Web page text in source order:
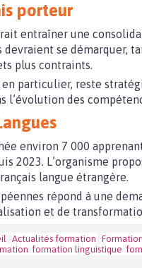
porteur
entraîner une
se démarquer,
plus contraints.
particulier, reste
des
environ 7 000
2023. L’organisme
langue étrangère.
répond à une
et de
Actualités formation Formation
formation linguistique